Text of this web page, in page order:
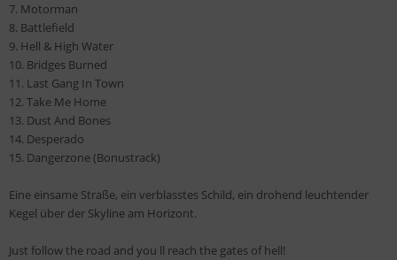
7. Motorman
8. Battlefield
9. Hell & High Water
10. Bridges Burned
11. Last Gang In Town
12. Take Me Home
13. Dust And Bones
14. Desperado
15. Dangerzone (Bonustrack)
Eine einsame Straße, ein verblasstes Schild, ein drohend leuchtender
Kegel über der Skyline am Horizont.
Just follow the road and you ll reach the gates of hell!